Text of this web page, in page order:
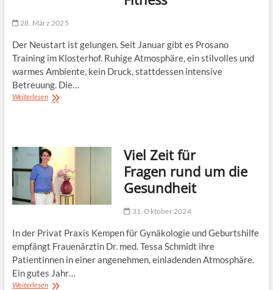
28. März 2025
Der Neustart ist gelungen. Seit Januar gibt es Prosano
Training im Klosterhof. Ruhige Atmosphäre, ein stilvolles und
warmes Ambiente, kein Druck, stattdessen intensive
Betreuung. Die…
WeiterlesenProsano
neues
Konzept
für
Gesundheit
und
Fitness
Viel Zeit für
Fragen rund um die
Gesundheit
31. Oktober 2024
In der Privat Praxis Kempen für Gynäkologie und Geburtshilfe
empfängt Frauenärztin Dr. med. Tessa Schmidt ihre
Patientinnen in einer angenehmen, einladenden Atmosphäre.
Ein gutes Jahr…
WeiterlesenViel